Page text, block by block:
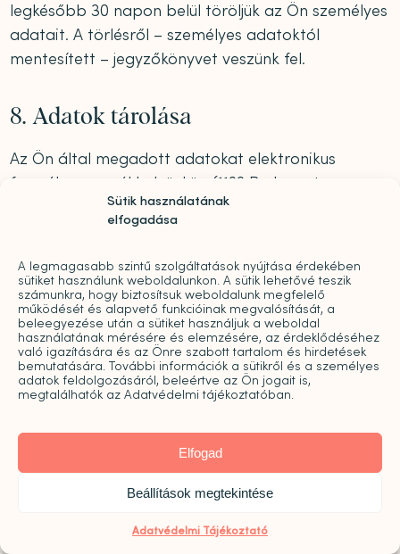
Sütik használatának
elfogadása
A legmagasabb szintű szolgáltatások nyújtása érdekében
sütiket használunk weboldalunkon. A sütik lehetővé teszik
számunkra, hogy biztosítsuk weboldalunk megfelelő
működését és alapvető funkcióinak megvalósítását, a
beleegyezése után a sütiket használjuk a weboldal
használatának mérésére és elemzésére, az érdeklődéséhez
való igazítására és az Önre szabott tartalom és hirdetések
bemutatására. További információk a sütikről és a személyes
adatok feldolgozásáról, beleértve az Ön jogait is,
megtalálhatók az Adatvédelmi tájékoztatóban.
Elfogad
Beállítások megtekintése
Adatvédelmi Tájékoztató
legkésőbb 30 napon belül töröljük az Ön személyes
adatait. A törlésről – személyes adatoktól
mentesített – jegyzőkönyvet veszünk fel.
8. Adatok tárolása
Az Ön által megadott adatokat elektronikus
formában a székhelyünkön (1122 Budapest,
Goldmark Károly utca 3. fszt. 1.) tároljuk.
követelményeknek megfelel, azt az érintett
magánszférájának védelmét szem előtt tartva
alakította ki és hajtja végre az Adatkezelő a belső
adatvédelmi szabályzatában meghatározott
műszaki és szervezési intézkedéseknek
megfelelően.
Az Adatkezelő a megfelelő informatikai, technikai
és személyi intézkedésekkel gondoskodik arról,
többek között a jogosulatlan hozzáférés ellen vagy
azok jogosulatlan megváltoztatása ellen.